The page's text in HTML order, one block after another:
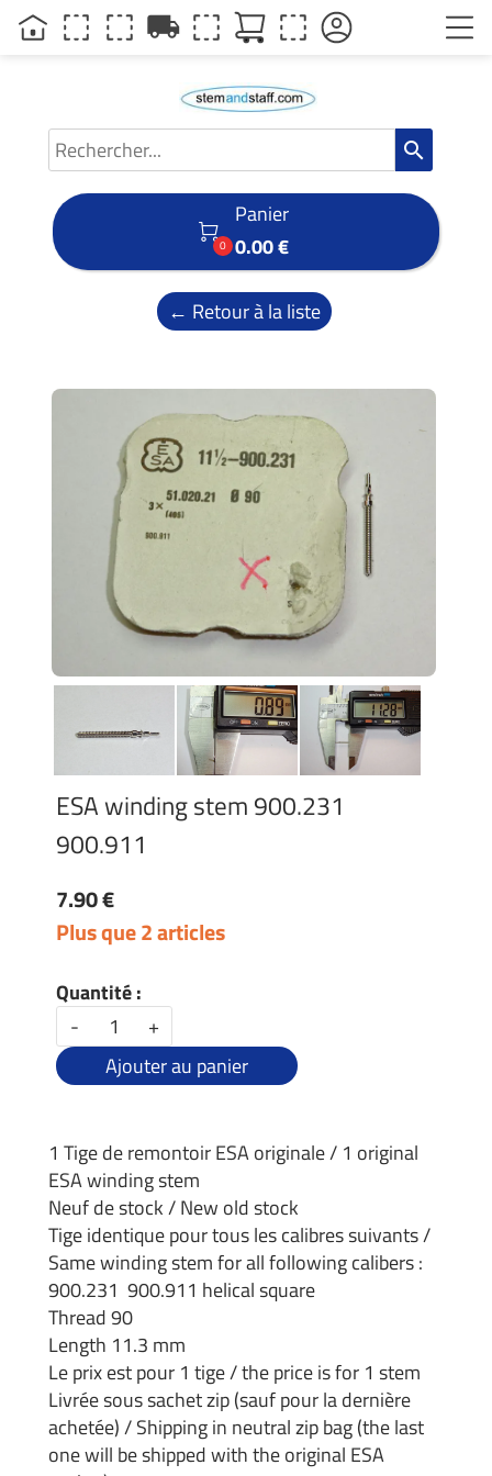
search

0
Panier
0.00 €
← Retour à la liste
ESA winding stem 900.231
900.911
7.90 €
Plus que 2 articles
Quantité :
-
+
Ajouter au panier
1 Tige de remontoir ESA originale / 1 original
ESA winding stem
Neuf de stock / New old stock
Tige identique pour tous les calibres suivants /
Same winding stem for all following calibers :
900.231 900.911 helical square
Thread 90
Length 11.3 mm
Le prix est pour 1 tige / the price is for 1 stem
Livrée sous sachet zip (sauf pour la dernière
achetée) / Shipping in neutral zip bag (the last
one will be shipped with the original ESA
local_shipping